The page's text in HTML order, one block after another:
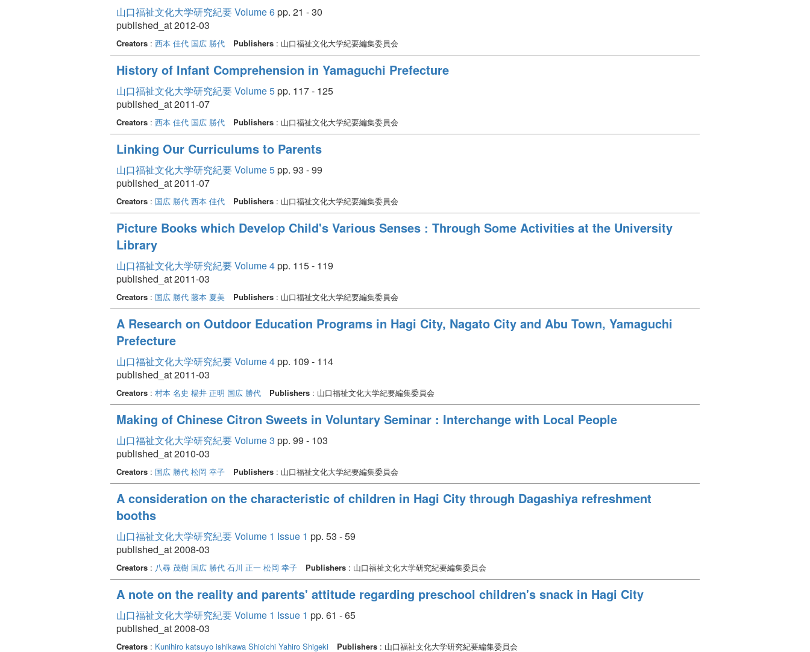
山口福祉文化大学研究紀要 Volume 6pp. 21 - 30
published_at 2012-03
Creators : 西本 佳代 国広 勝代 Publishers : 山口福祉文化大学紀要編集委員会
History of Infant Comprehension in Yamaguchi Prefecture
山口福祉文化大学研究紀要 Volume 5pp. 117 - 125
published_at 2011-07
Creators : 西本 佳代 国広 勝代 Publishers : 山口福祉文化大学紀要編集委員会
Linking Our Curriculums to Parents
山口福祉文化大学研究紀要 Volume 5pp. 93 - 99
published_at 2011-07
Creators : 国広 勝代 西本 佳代 Publishers : 山口福祉文化大学紀要編集委員会
Picture Books which Develop Child's Various Senses : Through Some Activities at the University
Library
山口福祉文化大学研究紀要 Volume 4pp. 115 - 119
published_at 2011-03
Creators : 国広 勝代 藤本 夏美 Publishers : 山口福祉文化大学紀要編集委員会
A Research on Outdoor Education Programs in Hagi City, Nagato City and Abu Town, Yamaguchi
Prefecture
山口福祉文化大学研究紀要 Volume 4pp. 109 - 114
published_at 2011-03
Creators : 村本 名史 楊井 正明 国広 勝代 Publishers : 山口福祉文化大学紀要編集委員会
Making of Chinese Citron Sweets in Voluntary Seminar : Interchange with Local People
山口福祉文化大学研究紀要 Volume 3 pp. 99 - 103
published_at 2010-03
Creators : 国広 勝代 松岡 幸子 Publishers : 山口福祉文化大学紀要編集委員会
A consideration on the characteristic of children in Hagi City through Dagashiya refreshment
booths
山口福祉文化大学研究紀要 Volume 1 Issue 1 pp. 53 - 59
published_at 2008-03
Creators : 八尋 茂樹 国広 勝代 石川 正一 松岡 幸子 Publishers : 山口福祉文化大学研究紀要編集委員会
A note on the reality and parents' attitude regarding preschool children's snack in Hagi City
山口福祉文化大学研究紀要 Volume 1 Issue 1 pp. 61 - 65
published_at 2008-03
Creators : Kunihiro katsuyo ishikawa Shioichi Yahiro Shigeki Publishers : 山口福祉文化大学研究紀要編集委員会